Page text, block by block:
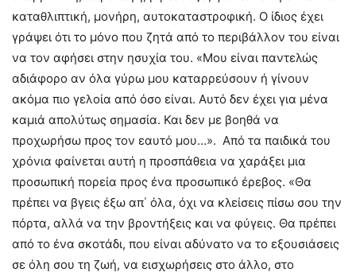
καταθλιπτική, μονήρη, αυτοκαταστροφική. Ο ίδιος έχει
γράψει ότι το μόνο που ζητά από το περιβάλλον του είναι
να τον αφήσει στην ησυχία του. «Μου είναι παντελώς
αδιάφορο αν όλα γύρω μου καταρρεύσουν ή γίνουν
ακόμα πιο γελοία από όσο είναι. Αυτό δεν έχει για μένα
καμιά απολύτως σημασία. Και δεν με βοηθά να
προχωρήσω προς τον εαυτό μου…». Από τα παιδικά του
χρόνια φαίνεται αυτή η προσπάθεια να χαράξει μια
προσωπική πορεία προς ένα προσωπικό έρεβος. «Θα
πρέπει να βγεις έξω απ΄ όλα, όχι να κλείσεις πίσω σου την
πόρτα, αλλά να την βροντήξεις και να φύγεις. Θα πρέπει
από το ένα σκοτάδι, που είναι αδύνατο να το εξουσιάσεις
σε όλη σου τη ζωή, να εισχωρήσεις στο άλλο, στο